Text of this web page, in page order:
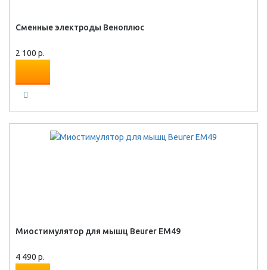
Сменные электроды Веноплюс
2 100 р.
Миостимулятор для мышц Beurer EM49
4 490 р.